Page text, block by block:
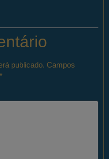
publicado. Campos
*